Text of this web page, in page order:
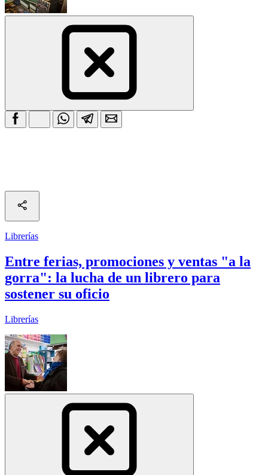
Librerías
Entre ferias, promociones y ventas "a la
gorra": la lucha de un librero para
sostener su oficio
Librerías